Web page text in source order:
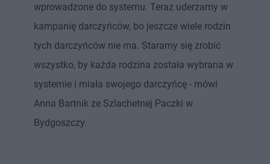
wprowadzone do systemu. Teraz uderzamy w
kampanię darczyńców, bo jeszcze wiele rodzin
tych darczyńców nie ma. Staramy się zrobić
wszystko, by każda rodzina została wybrana w
systemie i miała swojego darczyńcę - mówi
Anna Bartnik ze Szlachetnej Paczki w
Bydgoszczy.